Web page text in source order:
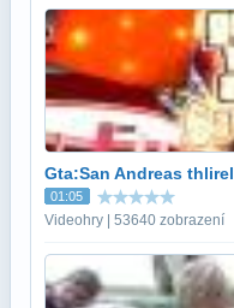
Gta:San Andreas thlirel
01:05
Videohry | 53640 zobrazení